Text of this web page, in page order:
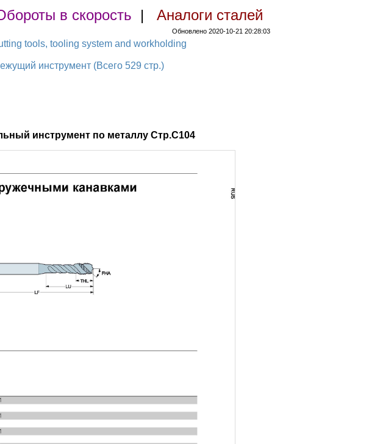
в скорость | Аналоги сталей
Обновлено 2020-10-21 20:28:03
tools, tooling system and workholding
инструмент (Всего 529 стр.)
инструмент по металлу Стр.C104